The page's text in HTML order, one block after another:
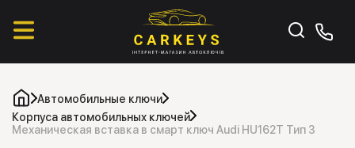
Автомобильные ключи
Корпуса автомобильных ключей
Механическая вставка в смарт ключ Audi HU162T Тип 3